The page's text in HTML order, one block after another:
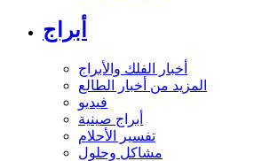
أبراج
أخبار الفلك والأبراج
المزيد من أخبار الطالع
فيديو
أبراج صينية
تفسير الأحلام
مشاكل وحلول